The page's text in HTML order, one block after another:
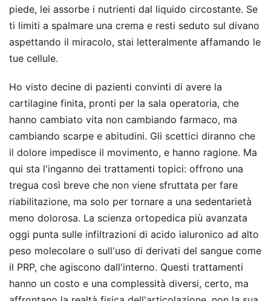
piede, lei assorbe i nutrienti dal liquido circostante. Se
ti limiti a spalmare una crema e resti seduto sul divano
aspettando il miracolo, stai letteralmente affamando le
tue cellule.
Ho visto decine di pazienti convinti di avere la
cartilagine finita, pronti per la sala operatoria, che
hanno cambiato vita non cambiando farmaco, ma
cambiando scarpe e abitudini. Gli scettici diranno che
il dolore impedisce il movimento, e hanno ragione. Ma
qui sta l'inganno dei trattamenti topici: offrono una
tregua così breve che non viene sfruttata per fare
riabilitazione, ma solo per tornare a una sedentarietà
meno dolorosa. La scienza ortopedica più avanzata
oggi punta sulle infiltrazioni di acido ialuronico ad alto
peso molecolare o sull'uso di derivati del sangue come
il PRP, che agiscono dall'interno. Questi trattamenti
hanno un costo e una complessità diversi, certo, ma